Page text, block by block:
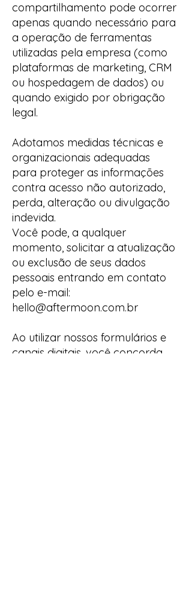
compartilhamento pode ocorrer
apenas quando necessário para
a operação de ferramentas
utilizadas pela empresa (como
plataformas de marketing, CRM
ou hospedagem de dados) ou
quando exigido por obrigação
legal.
Adotamos medidas técnicas e
organizacionais adequadas
para proteger as informações
contra acesso não autorizado,
perda, alteração ou divulgação
indevida.
Você pode, a qualquer
momento, solicitar a atualização
ou exclusão de seus dados
pessoais entrando em contato
pelo e-mail:
hello@aftermoon.com.br
Ao utilizar nossos formulários e
canais digitais, você concorda